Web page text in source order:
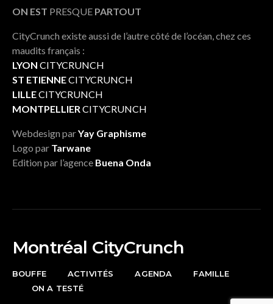
ON EST PRESQUE PARTOUT
CityCrunch existe aussi de l’autre côté de l’océan, chez ces
maudits français :
LYON CITYCRUNCH
ST ETIENNECITYCRUNCH
LILLECITYCRUNCH
MONTPELLIER CITYCRUNCH
Webdesign parYay Graphisme
Logo par Tarwane
Edition par l’agence Buena Onda
Montréal CityCrunch
BOUFFE ACTIVITÉS AGENDA
FAMILLE
ON A TESTÉ